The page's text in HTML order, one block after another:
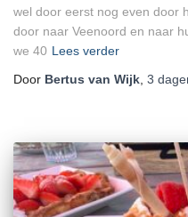
wel door eerst nog even door
door naar Veenoord en naar
we 40 Lees verder
Door Bertus van Wijk 3